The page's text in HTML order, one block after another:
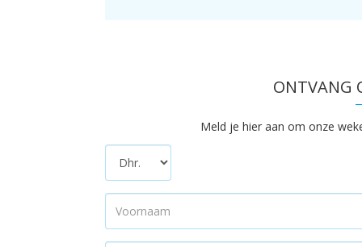
ONTVANG
Meld je hier aan om onze